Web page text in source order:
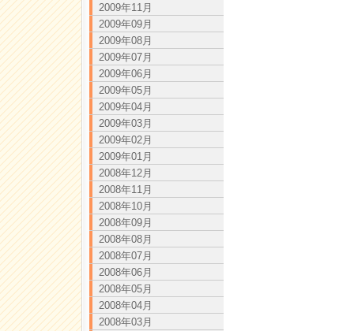
2009年11月
2009年09月
2009年08月
2009年07月
2009年06月
2009年05月
2009年04月
2009年03月
2009年02月
2009年01月
2008年12月
2008年11月
2008年10月
2008年09月
2008年08月
2008年07月
2008年06月
2008年05月
2008年04月
2008年03月